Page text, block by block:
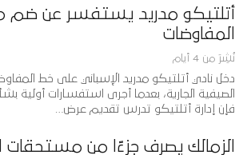
أتلتيكو مدريد يستفسر عن ضم
المفاوضات
نُشِرَ من 4 أيام
دخل نادي أتلتيكو مدريد الإسباني على خط
الصيفية الجارية، بعدما أجرى استفسارات
فإن إدارة أتلتيكو تدرس تقديم عرض…
الزمالك يصرف جزءًا من مستحقات